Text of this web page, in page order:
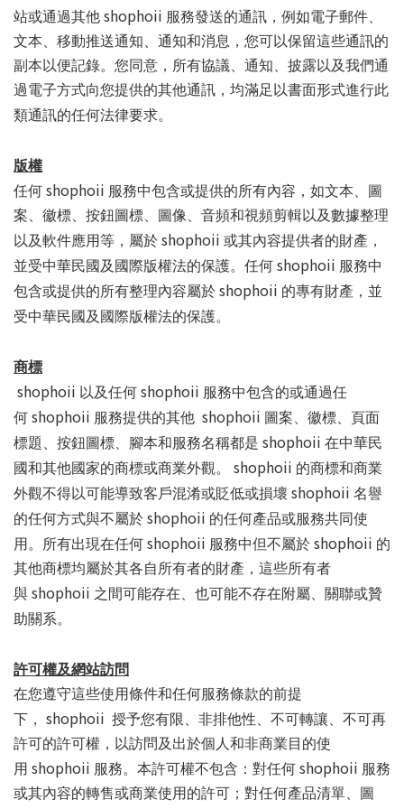
站或通過其他 shophoii 服務發送的通訊，例如電子郵件、
文本、移動推送通知、通知和消息，您可以保留這些通訊的
副本以便記錄。您同意，所有協議、通知、披露以及我們通
過電子方式向您提供的其他通訊，均滿足以書面形式進行此
類通訊的任何法律要求。
版權
任何 shophoii 服務中包含或提供的所有內容，如文本、圖
案、徽標、按鈕圖標、圖像、音頻和視頻剪輯以及數據整理
以及軟件應用等，屬於 shophoii 或其內容提供者的財產，
並受中華民國及國際版權法的保護。任何 shophoii 服務中
包含或提供的所有整理內容屬於 shophoii 的專有財產，並
受中華民國及國際版權法的保護。
商標
shophoii 以及任何 shophoii 服務中包含的或通過任
何 shophoii 服務提供的其他 shophoii 圖案、徽標、頁面
標題、按鈕圖標、腳本和服務名稱都是 shophoii 在中華民
國和其他國家的商標或商業外觀。
shophoii 的商標和商業
外觀不得以可能導致客戶混淆或貶低或損壞 shophoii 名譽
的任何方式與不屬於 shophoii 的任何產品或服務共同使
用。所有出現在任何 shophoii 服務中但不屬於 shophoii 的
其他商標均屬於其各自所有者的財產，這些所有者
與 shophoii 之間可能存在、也可能不存在附屬、關聯或贊
助關系。
許可權及網站訪問
在您遵守這些使用條件和任何服務條款的前提
下，
shophoii 授予您有限、非排他性、不可轉讓、不可再
許可的許可權，以訪問及出於個人和非商業目的使
用 shophoii 服務。本許可權不包含：對任何 shophoii 服務
或其內容的轉售或商業使用的許可；對任何產品清單、圖